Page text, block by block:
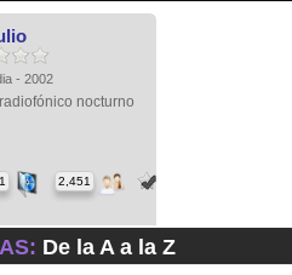
- 2002
nocturno
1 2,451
De la A a la Z